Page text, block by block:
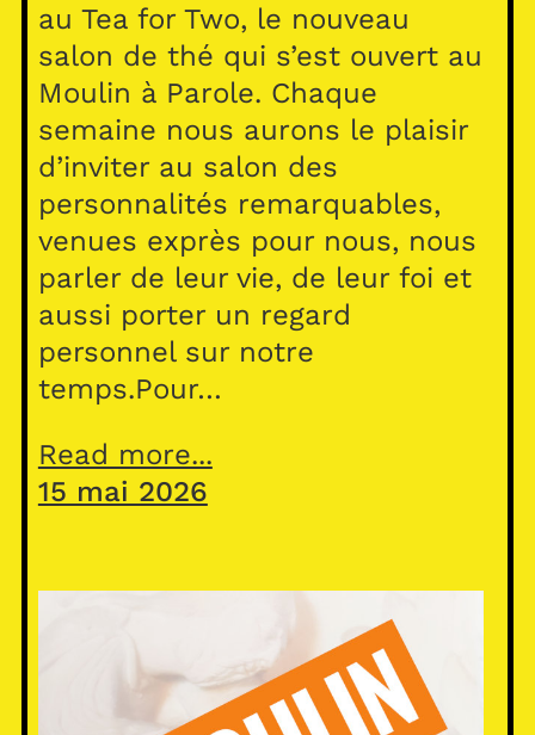
au Tea for Two, le nouveau
salon de thé qui s’est ouvert au
Moulin à Parole. Chaque
semaine nous aurons le plaisir
d’inviter au salon des
personnalités remarquables,
venues exprès pour nous, nous
parler de leur vie, de leur foi et
aussi porter un regard
personnel sur notre
temps.Pour…
Read more...
15 mai 2026